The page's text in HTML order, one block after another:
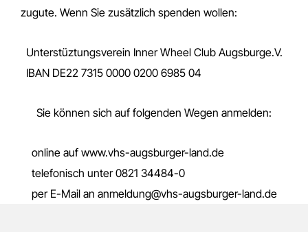
zugute. Wenn Sie zusätzlich spenden wollen:
Unterstüztungsverein Inner Wheel Club Augsburge.V.
IBAN DE22 7315 0000 0200 6985 04
Sie können sich auf folgenden Wegen anmelden:
online auf www.vhs-augsburger-land.de
telefonisch unter 0821 34484-0
per E-Mail an anmeldung@vhs-augsburger-land.de